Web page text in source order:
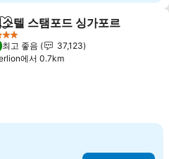
즐겨찾기에 추가
텔 스탬포드 싱가포르
최고 좋음
37,123
에서 0.7km